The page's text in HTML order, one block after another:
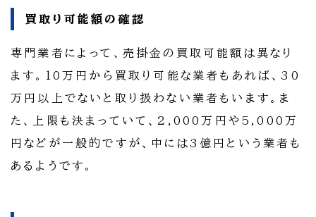
買取り可能額の確認
専門業者によって、売掛金の買取可能額は異なり
ます。10万円から買取り可能な業者もあれば、30
万円以上でないと取り扱わない業者もいます。ま
た、上限も決まっていて、2,000万円や5,000万
円などが一般的ですが、中には3億円という業者も
あるようです。